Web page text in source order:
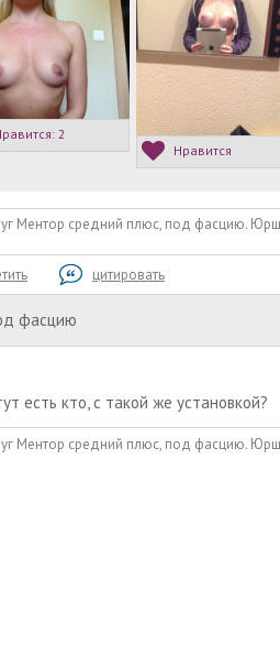
2
Нравится
Ментор средний плюс, под фасцию.
цитировать
фасцию
есть кто, с такой же установкой?
Ментор средний плюс, под фасцию.